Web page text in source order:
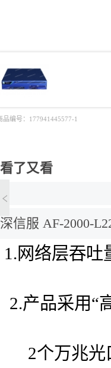
品编号： 177941445577-1
看了又看
深信服 AF-2000-
1.网络层吞吐
2.产品采用“
2个万兆